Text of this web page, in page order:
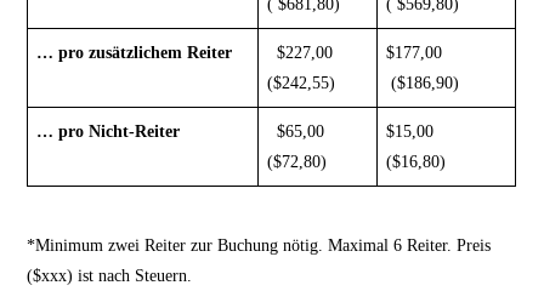
( $681,80)
( $569,80)
… pro zusätzlichem Reiter
$227,00
($242,55)
$177,00
($186,90)
… pro Nicht-Reiter
$65,00
($72,80)
$15,00
($16,80)
*Minimum zwei Reiter zur Buchung nötig. Maximal 6 Reiter. Preis
($xxx) ist nach Steuern.